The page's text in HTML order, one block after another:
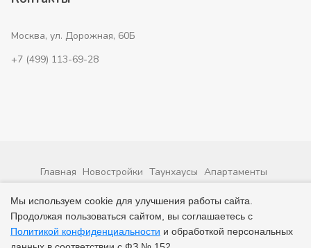
Москва, ул. Дорожная, 60Б
+7 (499) 113-69-28
Главная Новостройки Таунхаусы Апартаменты
© 2026 ВсеНовостройки. +7 (499) 113-69-28
Мы используем cookie для улучшения работы сайта.
Продолжая пользоваться сайтом, вы соглашаетесь с
Политикой конфиденциальности и обработкой персональных